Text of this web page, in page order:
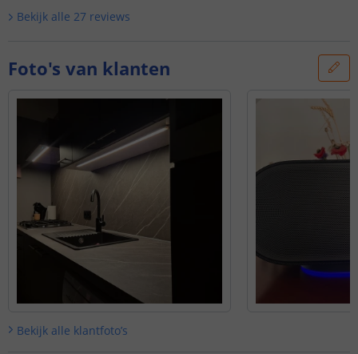
Bekijk alle 27 reviews
Foto's van klanten
Bekijk alle klantfoto’s